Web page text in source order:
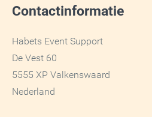
Contactinformatie
Habets Event Support
De Vest 60
5555 XP Valkenswaard
Nederland